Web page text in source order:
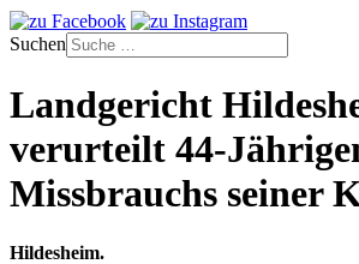
Suchen
Landgericht
verurteilt 44-
Missbrauchs seiner
Hildesheim.